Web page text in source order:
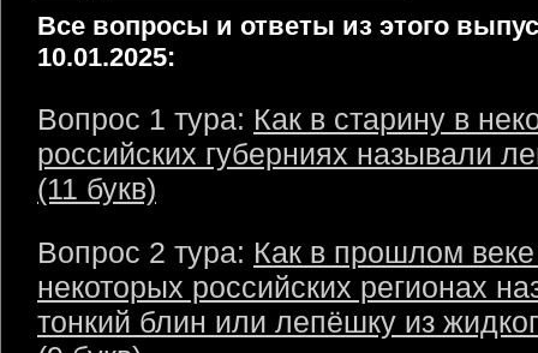
Все вопросы и ответы из этого
10.01.2025:
Вопрос 1 тура: Как в старину в
российских губерниях называли
(11 букв)
Вопрос 2 тура: Как в прошлом
некоторых российских регионах
тонкий блин или лепёшку из